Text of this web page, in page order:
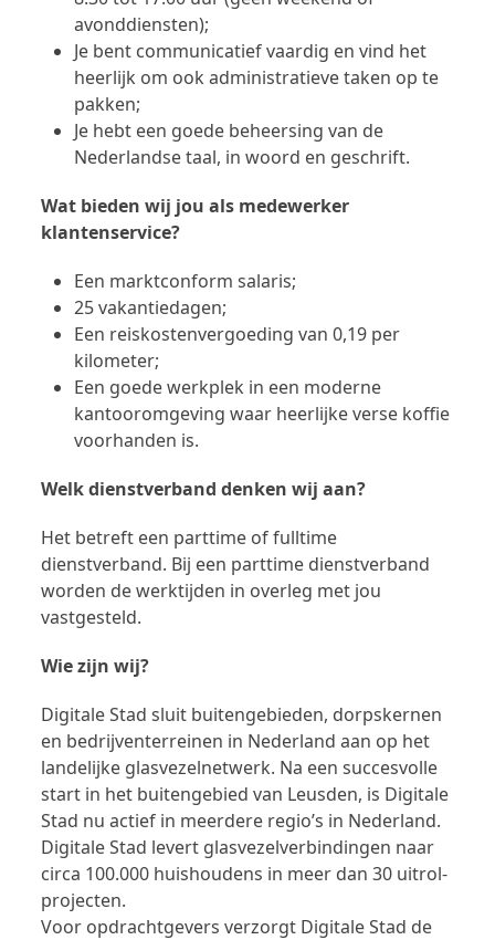
avonddiensten);
Je bent communicatief vaardig en vind het
heerlijk om ook administratieve taken op te
pakken;
Je hebt een goede beheersing van de
Nederlandse taal, in woord en geschrift.
Wat bieden wij jou als medewerker
klantenservice?
Een marktconform salaris;
25 vakantiedagen;
Een reiskostenvergoeding van 0,19 per
kilometer;
Een goede werkplek in een moderne
kantooromgeving waar heerlijke verse koffie
voorhanden is.
Welk dienstverband denken wij aan?
Het betreft een parttime of fulltime
dienstverband. Bij een parttime dienstverband
worden de werktijden in overleg met jou
vastgesteld.
Wie zijn wij?
Digitale Stad sluit buitengebieden, dorpskernen
en bedrijventerreinen in Nederland aan op het
landelijke glasvezelnetwerk. Na een succesvolle
start in het buitengebied van Leusden, is Digitale
Stad nu actief in meerdere regio’s in Nederland.
Digitale Stad levert glasvezelverbindingen naar
circa 100.000 huishoudens in meer dan 30 uitrol-
projecten.
Voor opdrachtgevers verzorgt Digitale Stad de